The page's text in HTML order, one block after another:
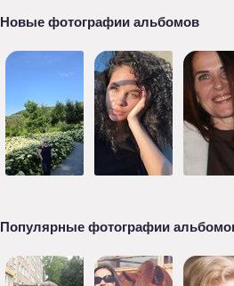
Новые фотографии альбомов
Популярные фотографии